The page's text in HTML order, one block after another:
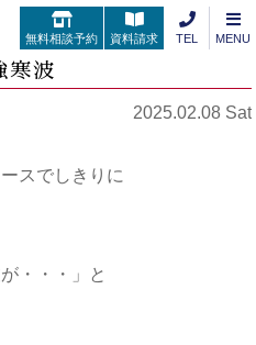
無料相談予約 資料請求 TEL MENU
寒波
2025.02.08 Sat
スでしきりに
・・・」と